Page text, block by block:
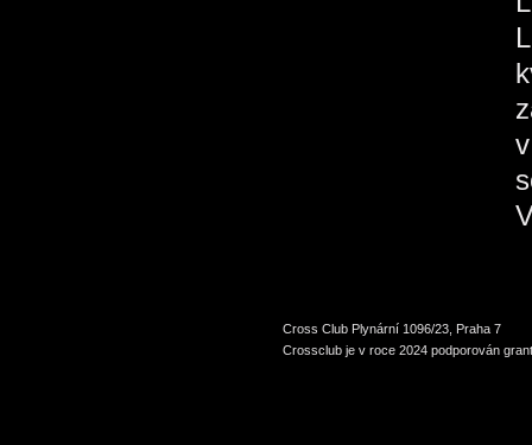
Cross Club Plynární 1096/23, Praha 7
Crossclub je v roce 2024 podporován